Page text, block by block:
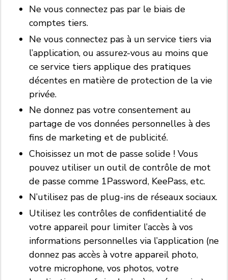
Ne vous connectez pas par le biais de
comptes tiers.
Ne vous connectez pas à un service tiers via
l’application, ou assurez-vous au moins que
ce service tiers applique des pratiques
décentes en matière de protection de la vie
privée.
Ne donnez pas votre consentement au
partage de vos données personnelles à des
fins de marketing et de publicité.
Choisissez un mot de passe solide ! Vous
pouvez utiliser un outil de contrôle de mot
de passe comme 1Password, KeePass, etc.
N’utilisez pas de plug-ins de réseaux sociaux.
Utilisez les contrôles de confidentialité de
votre appareil pour limiter l’accès à vos
informations personnelles via l’application (ne
donnez pas accès à votre appareil photo,
votre microphone, vos photos, votre